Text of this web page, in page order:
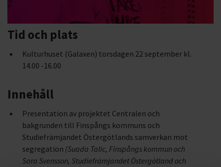
Tid och plats
Kulturhuset (Galaxen) torsdagen 22 september kl.
14.00 -16.00
Innehåll
Presentation av projektet Centralen och
bakgrunden till Finspångs kommuns och
Studiefrämjandet Östergötlands samverkan mot
segregation (Suada Talic, Finspångs kommun och
Sara Svensson, Studiefrämjandet Östergötland och